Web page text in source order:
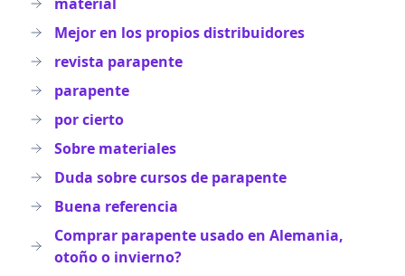
Mejor en los propios distribuidores
revista parapente
parapente
por cierto
Sobre materiales
Duda sobre cursos de parapente
Buena referencia
Comprar parapente usado en Alemania,
otoño o invierno?